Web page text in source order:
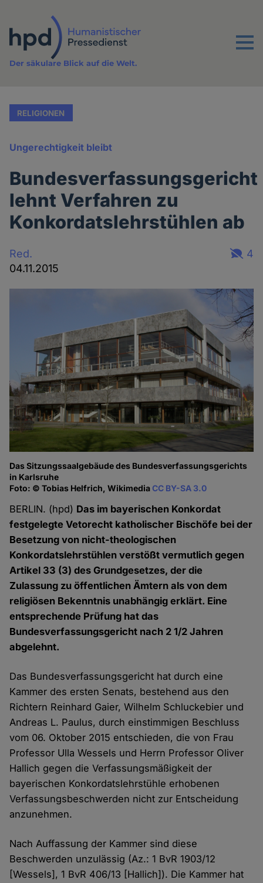
Inhalt
Menu
Der säkulare Blick auf die Welt.
RELIGIONEN
Ungerechtigkeit bleibt
Bundesverfassungsgericht
lehnt Verfahren zu
Konkordatslehrstühlen ab
Red.
04.11.2015
4
Das Sitzungssaalgebäude des Bundesverfassungsgerichts
in Karlsruhe
Foto: © Tobias Helfrich, WikimediaCC BY-SA 3.0
BERLIN. (hpd) Das im bayerischen Konkordat
festgelegte Vetorecht katholischer Bischöfe bei der
Besetzung von nicht-theologischen
Konkordatslehrstühlen verstößt vermutlich gegen
Artikel 33 (3) des Grundgesetzes, der die
Zulassung zu öffentlichen Ämtern als von dem
religiösen Bekenntnis unabhängig erklärt. Eine
entsprechende Prüfung hat das
Bundesverfassungsgericht nach 2 1/2 Jahren
abgelehnt.
Das Bundesverfassungsgericht hat durch eine
Kammer des ersten Senats, bestehend aus den
Richtern Reinhard Gaier, Wilhelm Schluckebier und
Andreas L. Paulus, durch einstimmigen Beschluss
vom 06. Oktober 2015 entschieden, die von Frau
Professor Ulla Wessels und Herrn Professor Oliver
Hallich gegen die Verfassungsmäßigkeit der
bayerischen Konkordatslehrstühle erhobenen
Verfassungsbeschwerden nicht zur Entscheidung
anzunehmen.
Nach Auffassung der Kammer sind diese
Beschwerden unzulässig (Az.: 1 BvR 1903/12
[Wessels], 1 BvR 406/13 [Hallich]). Die Kammer hat